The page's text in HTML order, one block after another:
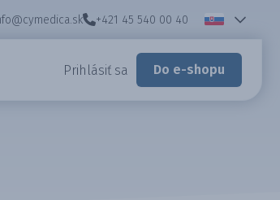
+421 45 540 00 40
Prihlásiť sa Do e-shopu